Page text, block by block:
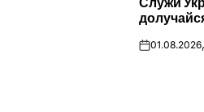
У
on01.08.2026